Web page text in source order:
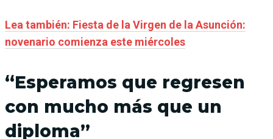
Lea también: Fiesta de la Virgen de la Asunción:
novenario comienza este miércoles
“Esperamos que regresen
con mucho más que un
diploma”